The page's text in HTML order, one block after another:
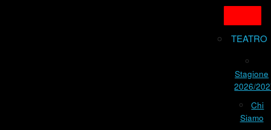
TEATRO
Stagione
2026/
Chi
Siamo